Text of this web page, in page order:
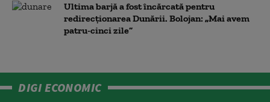
Ultima barjă a fost încărcată pentru
redirecționarea Dunării. Bolojan: „Mai avem
patru-cinci zile”
DIGI ECONOMIC